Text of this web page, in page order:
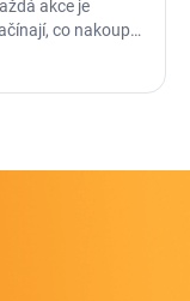
akce je
co nakoupit